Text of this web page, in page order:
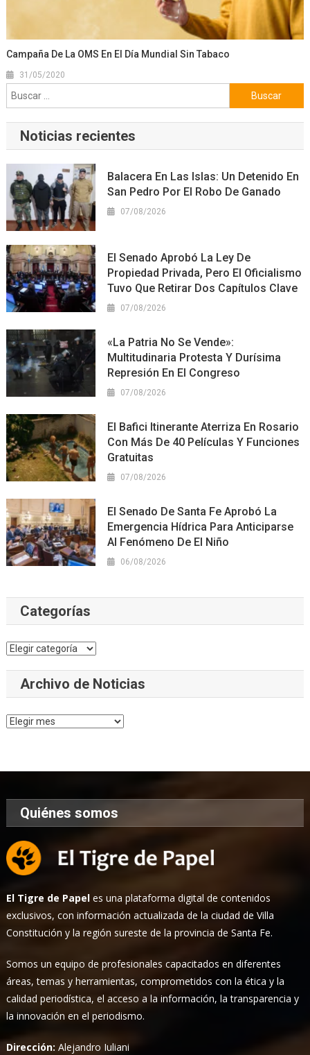
Campaña De La OMS En El Día Mundial Sin Tabaco
31/05/2020
Buscar:
Noticias recientes
Balacera En Las Islas: Un Detenido En
San Pedro Por El Robo De Ganado
07/08/2026
El Senado Aprobó La Ley De
Propiedad Privada, Pero El Oficialismo
Tuvo Que Retirar Dos Capítulos Clave
07/08/2026
«La Patria No Se Vende»:
Multitudinaria Protesta Y Durísima
Represión En El Congreso
07/08/2026
El Bafici Itinerante Aterriza En Rosario
Con Más De 40 Películas Y Funciones
Gratuitas
07/08/2026
El Senado De Santa Fe Aprobó La
Emergencia Hídrica Para Anticiparse
Al Fenómeno De El Niño
06/08/2026
Categorías
Categorías
Archivo de Noticias
Archivo
Quiénes somos
El Tigre de Papel es una plataforma digital de contenidos
exclusivos, con información actualizada de la ciudad de Villa
Constitución y la región sureste de la provincia de Santa Fe.
Somos un equipo de profesionales capacitados en diferentes
áreas, temas y herramientas, comprometidos con la ética y la
calidad periodística, el acceso a la información, la transparencia y
la innovación en el periodismo.
Dirección:Alejandro Iuliani